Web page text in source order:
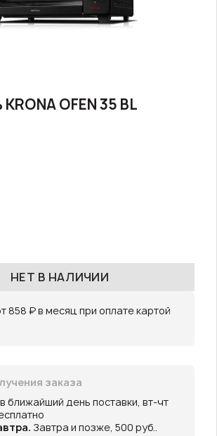
OFEN 35 BL
НЕТ В НАЛИЧИИ
858 ₽ в месяц при оплате картой
заказа
в ближайший день поставки, вт-чт
Завтра и позже, 500 руб..